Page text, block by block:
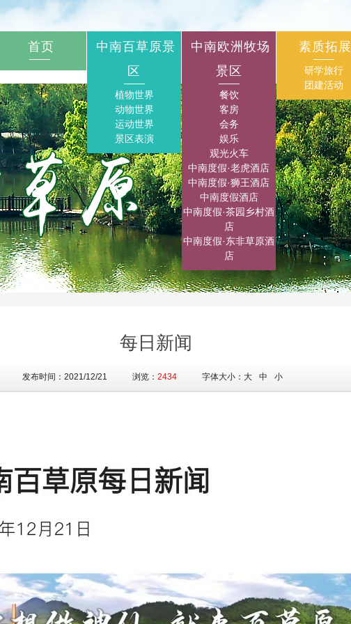
首页
中南百草原景
区
植物世界
动物世界
运动世界
景区表演
中南欧洲牧场
景区
餐饮
客房
会务
娱乐
观光火车
中南度假·老虎酒店
中南度假·狮王酒店
中南度假酒店
中南度假·茶园乡村酒
店
中南度假·东非草原酒
店
素质拓展
研学旅行
团建活动
每日新闻
发布时间：2021/12/21 浏览： 2434 字体大小： 大 中 小